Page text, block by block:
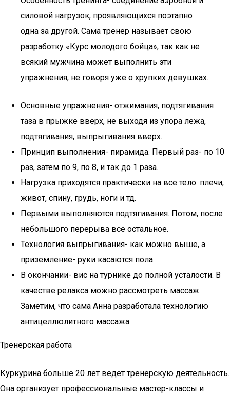
силовой нагрузок, проявляющихся поэтапно
одна за другой. Сама тренер называет свою
разработку «Курс молодого бойца», так как не
всякий мужчина может выполнить эти
упражнения, не говоря уже о хрупких девушках.
Основные упражнения- отжимания, подтягивания
таза в прыжке вверх, не выходя из упора лежа,
подтягивания, выпрыгивания вверх.
Принцип выполнения- пирамида. Первый раз- по 10
раз, затем по 9, по 8, и так до 1 раза.
Нагрузка приходятся практически на все тело: плечи,
живот, спину, грудь, ноги и тд.
Первыми выполняются подтягивания. Потом, после
небольшого перерыва всё остальное.
Технология выпрыгивания- как можно выше, а
приземление- руки касаются пола.
В окончании- вис на турнике до полной усталости. В
качестве релакса можно рассмотреть массаж.
Заметим, что сама Анна разработала технологию
антицеллюлитного массажа.
Тренерская работа
Куркурина больше 20 лет ведет тренерскую деятельность.
Она организует профессиональные мастер-классы и